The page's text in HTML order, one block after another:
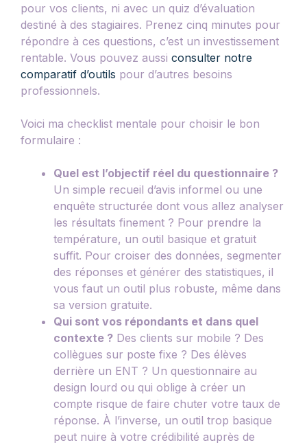
pour vos clients, ni avec un quiz d’évaluation
destiné à des stagiaires. Prenez cinq minutes pour
répondre à ces questions, c’est un investissement
rentable. Vous pouvez aussi consulter notre
comparatif d’outils pour d’autres besoins
professionnels.
Voici ma checklist mentale pour choisir le bon
formulaire :
Quel est l’objectif réel du questionnaire ?
Un simple recueil d’avis informel ou une
enquête structurée dont vous allez analyser
les résultats finement ? Pour prendre la
température, un outil basique et gratuit
suffit. Pour croiser des données, segmenter
des réponses et générer des statistiques, il
vous faut un outil plus robuste, même dans
sa version gratuite.
Qui sont vos répondants et dans quel
contexte ? Des clients sur mobile ? Des
collègues sur poste fixe ? Des élèves
derrière un ENT ? Un questionnaire au
design lourd ou qui oblige à créer un
compte risque de faire chuter votre taux de
réponse. À l’inverse, un outil trop basique
peut nuire à votre crédibilité auprès de